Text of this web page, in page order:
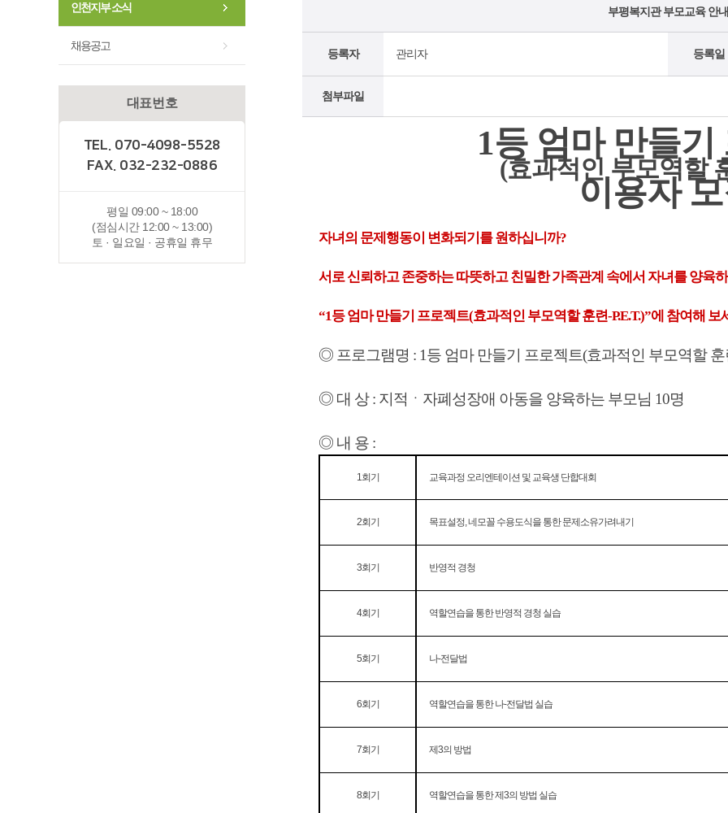
인천지부 소식
채용공고
대표번호
TEL. 070-4098-5528
FAX. 032-232-0886
평일 09:00 ~ 18:00
(점심시간 12:00 ~ 13:00)
토 · 일요일 · 공휴일 휴무
부평복지관 부모교육 안내
등록자 관리자 등록일
첨부파일
1등 엄마 만들기
(효과적인 부모역할
이용자
자녀의 문제행동이 변화되기를 원하십니까?
서로 신뢰하고 존중하는 따뜻하고 친밀한 가족관계 속에서 자녀를 양육
“1등 엄마 만들기 프로젝트(효과적인 부모역할 훈련-P.E.T.)”에 참여해 보
◎ 프로그램명 : 1등 엄마 만들기 프로젝트(효과적인 부모역할 훈
◎ 대 상 : 지적ㆍ자폐성장애 아동을 양육하는 부모님 10명
◎ 내 용 :
1회기 교육과정 오리엔테이션 및 교육생 단합대회
2회기 목표설정, 네모꼴 수용도식을 통한 문제소유가려내기
3회기 반영적 경청
4회기 역할연습을 통한 반영적 경청 실습
5회기 나-전달법
6회기 역할연습을 통한 나-전달법 실습
7회기 제3의 방법
8회기 역할연습을 통한 제3의 방법 실습